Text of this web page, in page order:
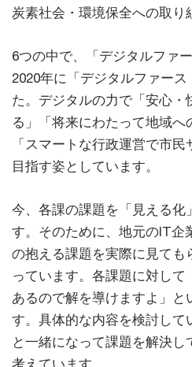
炭素社会・環境保全への取り
6つの中で、「デジタルファ
2020年に「デジタルファー
た。デジタルの力で「安心・
る」「将来にわたって地域へ
「スマートな行政運営で市
目指す姿としています。
今、各課の課題を「見える化
す。そのために、地元のIT企
の抱える課題を実際に見ても
っています。各課題に対し
あるので解を導けますよ」
す。具体的な内容を検討して
と一緒になって課題を解決し